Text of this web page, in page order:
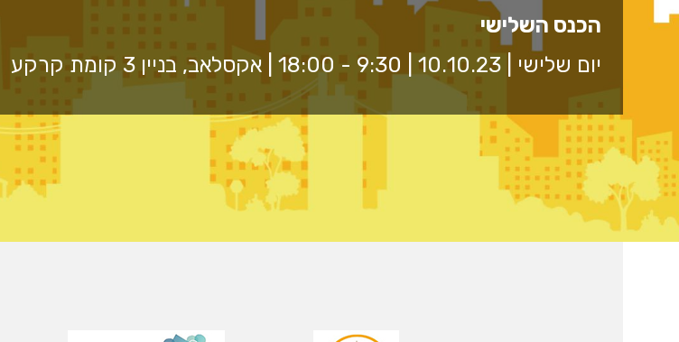
הכנס השלישי
יום שלישי | 10.10.23 | 9:30 - 18:00 | אקסלאב, בניין 3 קומת קרקע